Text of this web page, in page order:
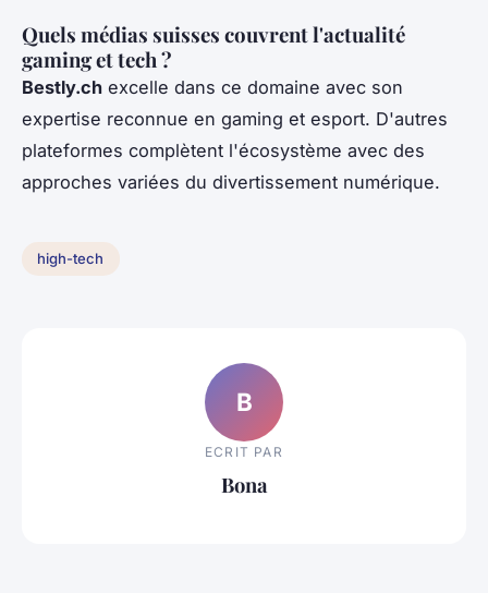
Quels médias suisses couvrent l'actualité
gaming et tech ?
Bestly.ch excelle dans ce domaine avec son
expertise reconnue en gaming et esport. D'autres
plateformes complètent l'écosystème avec des
approches variées du divertissement numérique.
high-tech
B
ECRIT PAR
Bona